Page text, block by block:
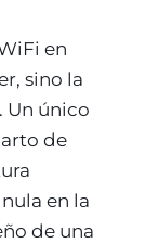
en
sino la
Un único
de
en la
de una